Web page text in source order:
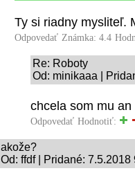
Ty si riadny mysliteľ.
Odpovedať Známka: 4.4
Re: Roboty
Od: minikaaa |
chcela som mu
Odpovedať Hodnotiť:
akože?
Od: ffdf | Pridané: 7.5.2018